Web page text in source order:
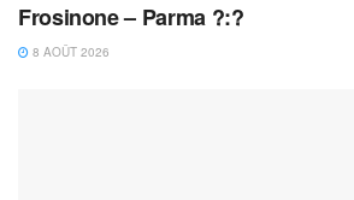
Frosinone – Parma ?:?
8 AOÛT 2026